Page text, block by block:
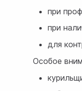
при
при
для
Особое